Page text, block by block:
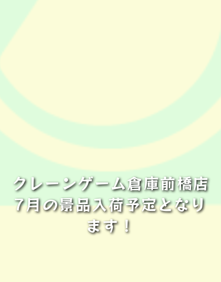
クレーンゲーム倉庫前橋店
7月の景品入荷予定となり
ます！